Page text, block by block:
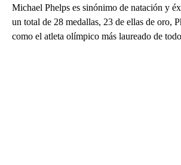
Michael Phelps es sinónimo de natación y
un total de 28 medallas, 23 de ellas de oro,
como el atleta olímpico más laureado de